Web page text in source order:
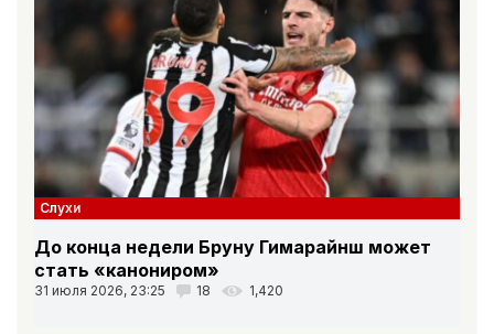
Слухи
До конца недели Бруну Гимарайнш может
стать «канониром»
31 июля 2026, 23:25 18 1,420